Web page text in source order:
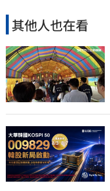
其他人也在看